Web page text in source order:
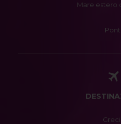
Mare estero
Ponti